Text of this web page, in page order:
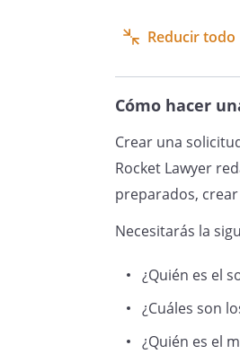
en
1. El/
Reducir todo
Cómo hacer
Crear una
Rocket Lawyer
preparados,
Necesitarás la
¿Quién es el
¿Cuáles son
¿Quién es el